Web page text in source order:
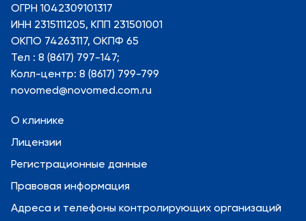
ОГРН 1042309101317
ИНН 2315111205, КПП 231501001
ОКПО 74263117, ОКПФ 65
Тел : 8 (8617) 797-147;
Колл-центр: 8 (8617) 799-799
novomed@novomed.com.ru
О клинике
Лицензии
Регистрационные данные
Правовая информация
Адреса и телефоны контролирующих организаций